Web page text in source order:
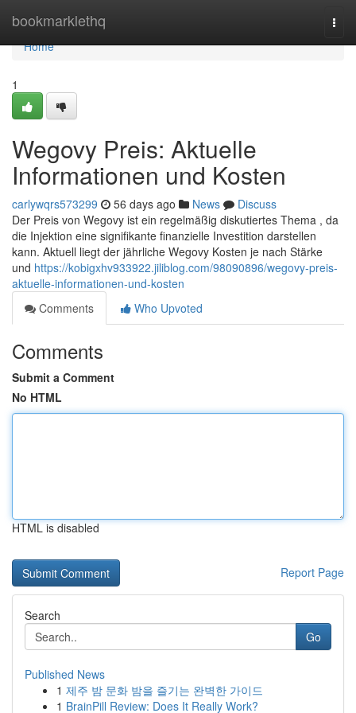
bookmarklethq
Home
Home
1
Wegovy Preis: Aktuelle
Informationen und Kosten
carlywqrs573299 56 days ago News
Discuss
Der Preis von Wegovy ist ein regelmäßig diskutiertes Thema , da
die Injektion eine signifikante finanzielle Investition darstellen
kann. Aktuell liegt der jährliche Wegovy Kosten je nach Stärke
und https://kobigxhv933922.jiliblog.com/98090896/wegovy-preis-
aktuelle-informationen-und-kosten
Comments
Who Upvoted
Comments
Submit a Comment
No HTML
HTML is disabled
Report Page
Search
Go
Published News
1 제주 밤 문화 밤을 즐기는 완벽한 가이드
1 BrainPill Review: Does It Really Work?